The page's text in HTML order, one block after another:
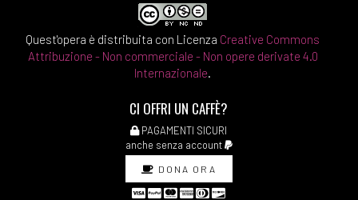
Quest'opera è distribuita con Licenza Creative Commons
Attribuzione - Non commerciale - Non opere derivate 4.0
Internazionale.
CI OFFRI UN CAFFÈ?
PAGAMENTI SICURI
anche senza account
DONA ORA